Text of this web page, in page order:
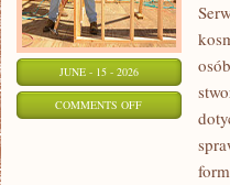
JUNE - 15 - 2026
COMMENTS OFFON